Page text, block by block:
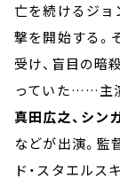
亡を続けるジョ
撃を開始する。
受け、盲目の暗
っていた……主
真田広之、シン
などが出演。監
ド・スタエルス